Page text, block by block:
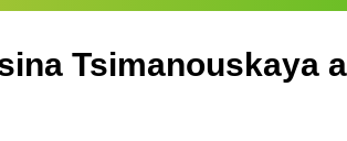
Tsimanouskaya